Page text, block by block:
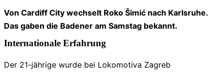
Von Cardiff City wechselt Roko Šimić nach Karlsruhe.
Das gaben die Badener am Samstag bekannt.
Internationale Erfahrung
Der 21-jährige wurde bei Lokomotiva Zagreb